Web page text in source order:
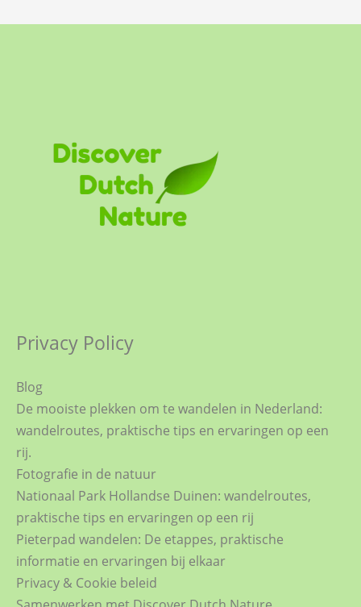
Privacy Policy
Blog
De mooiste plekken om te wandelen in Nederland:
wandelroutes, praktische tips en ervaringen op een
rij.
Fotografie in de natuur
Nationaal Park Hollandse Duinen: wandelroutes,
praktische tips en ervaringen op een rij
Pieterpad wandelen: De etappes, praktische
informatie en ervaringen bij elkaar
Privacy & Cookie beleid